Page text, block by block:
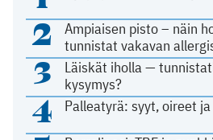
2
Ampiaisen pisto – näin
tunnistat vakavan
3
Läiskät iholla —
kysymys?
4 Palleatyrä: syyt, oireet